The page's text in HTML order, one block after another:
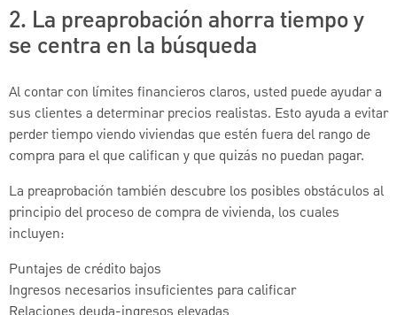
2. La preaprobación ahorra tiempo y
se centra en la búsqueda
Al contar con límites financieros claros, usted puede ayudar a
sus clientes a determinar precios realistas. Esto ayuda a evitar
perder tiempo viendo viviendas que estén fuera del rango de
compra para el que califican y que quizás no puedan pagar.
La preaprobación también descubre los posibles obstáculos al
principio del proceso de compra de vivienda, los cuales
incluyen:
Puntajes de crédito bajos
Ingresos necesarios insuficientes para calificar